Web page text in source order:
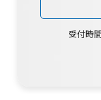
受付時